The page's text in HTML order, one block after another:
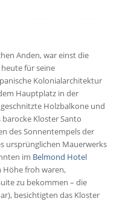
Anden, war einst die
für seine
Kolonialarchitektur
Hauptplatz in der
Holzbalkone und
Kloster Santo
des Sonnentempels der
ursprünglichen Mauerwerks
im Belmond Hotel
Höhe froh waren,
zu bekommen – die
besichtigten das Kloster